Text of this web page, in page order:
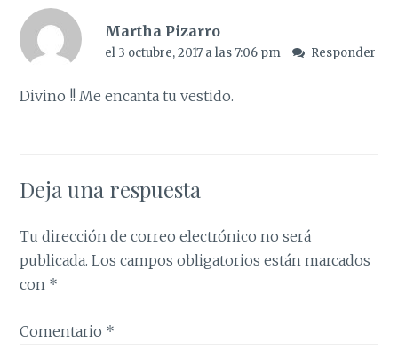
Martha Pizarro
el 3 octubre, 2017 a las 7:06 pm Responder
Divino !! Me encanta tu vestido.
Deja una respuesta
Tu dirección de correo electrónico no será
publicada. Los campos obligatorios están marcados
con *
Comentario *